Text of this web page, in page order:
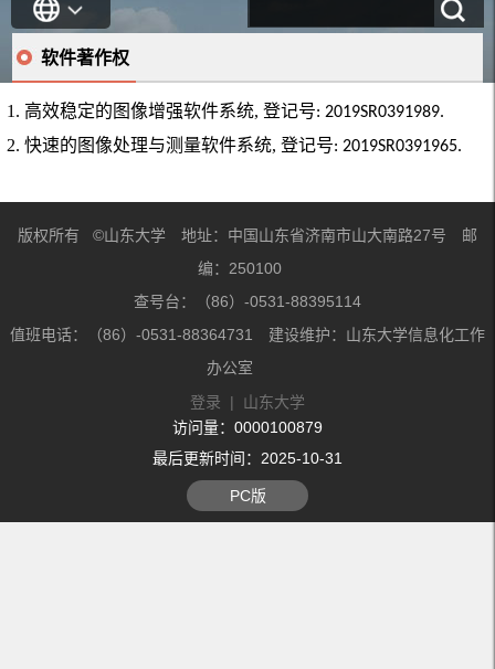
软件著作权
1. 高效稳定的图像增强软件系统, 登记号: 2019SR0391989.
2. 快速的图像处理与测量软件系统, 登记号: 2019SR0391965.
版权所有 ©山东大学 地址：中国山东省济南市山大南路27号 邮
编：250100
查号台：（86）-0531-88395114
值班电话：（86）-0531-88364731 建设维护：山东大学信息化工作
办公室
登录 | 山东大学
访问量： 0000100879
最后更新时间： 2025-10-31
PC版